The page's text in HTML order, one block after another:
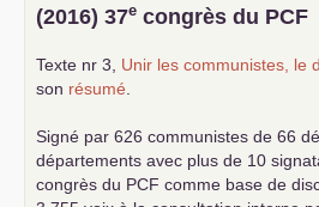
(2016) 37e congrès du PCF
Texte nr 3, Unir les communistes, le
son résumé
Signé par 626 communistes de 66
départements avec plus de 10
congrès du PCF comme base de